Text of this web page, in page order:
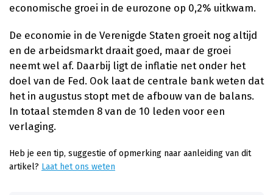
economische groei in de eurozone op 0,2% uitkwam.
De economie in de Verenigde Staten groeit nog altijd
en de arbeidsmarkt draait goed, maar de groei
neemt wel af. Daarbij ligt de inflatie net onder het
doel van de Fed. Ook laat de centrale bank weten dat
het in augustus stopt met de afbouw van de balans.
In totaal stemden 8 van de 10 leden voor een
verlaging.
Heb je een tip, suggestie of opmerking naar aanleiding van dit
artikel? Laat het ons weten